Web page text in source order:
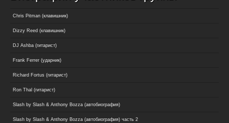
Chris Pitman (клавишник)
Dizzy Reed (клавишник)
DJ Ashba (гитарист)
Frank Ferrer (ударник)
Richard Fortus (гитарист)
Ron Thal (гитарист)
Slash by Slash & Anthony Bozza (автобиография)
Slash by Slash & Anthony Bozza (автобиография) часть 2